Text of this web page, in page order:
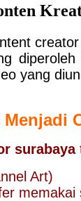
yang
surabaya
Art)
memakai